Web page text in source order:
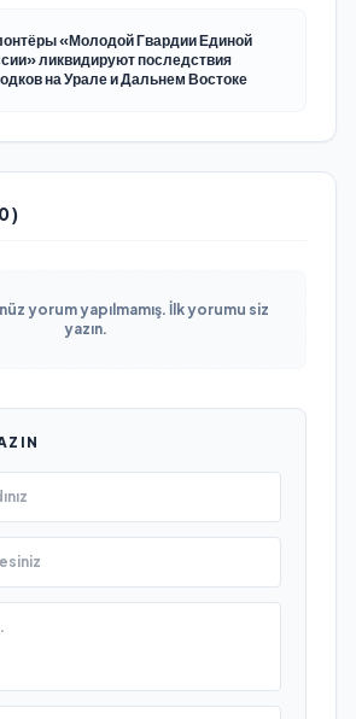
«Молодой Гвардии Единой
ликвидируют последствия
на Урале и Дальнем Востоке
yorum yapılmamış. İlk yorumu siz
yazın.